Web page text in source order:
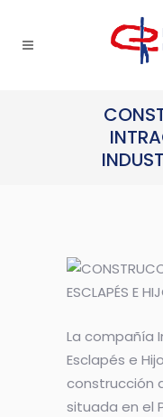
La compañía
Esclapés e
construcción
situada en el